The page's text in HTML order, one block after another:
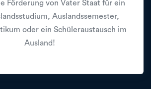
Förderung von Vater Staat für ein
Auslandssemester,
oder ein Schüleraustausch im
Ausland!